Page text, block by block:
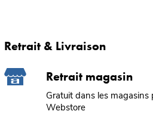
Retrait & Livraison
Retrait magasin
Gratuit dans les
Webstore